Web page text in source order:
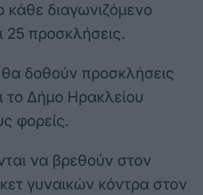
διαγωνιζόμενο
25 προσκλήσεις.
δοθούν προσκλήσεις
το Δήμο Ηρακλείου
φορείς.
να βρεθούν στον
γυναικών κόντρα στον